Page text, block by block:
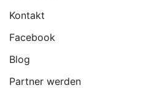
Kontakt
Facebook
Blog
Partner werden